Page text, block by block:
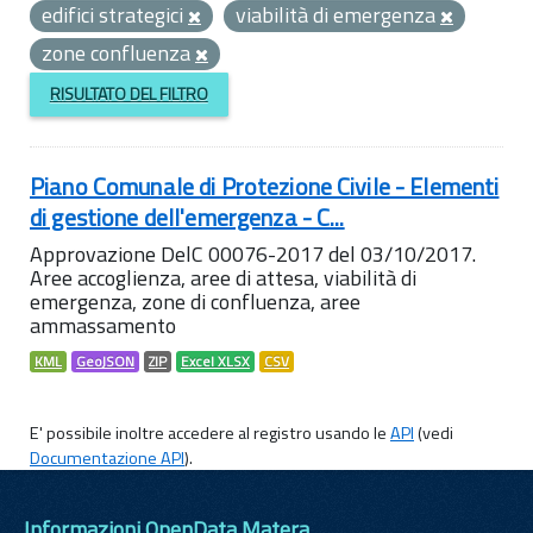
edifici strategici
viabilità di emergenza
zone confluenza
RISULTATO DEL FILTRO
Piano Comunale di Protezione Civile - Elementi
di gestione dell'emergenza - C...
Approvazione DelC 00076-2017 del 03/10/2017.
Aree accoglienza, aree di attesa, viabilità di
emergenza, zone di confluenza, aree
ammassamento
KML GeoJSON ZIP Excel XLSX CSV
E' possibile inoltre accedere al registro usando leAPI(vedi
Documentazione API).